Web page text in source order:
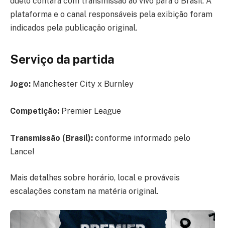
plataforma e o canal responsáveis pela exibição foram
indicados pela publicação original.
Serviço da partida
Jogo: Manchester City x Burnley
Competição: Premier League
Transmissão (Brasil): conforme informado pelo
Lance!
Mais detalhes sobre horário, local e prováveis
escalações constam na matéria original.